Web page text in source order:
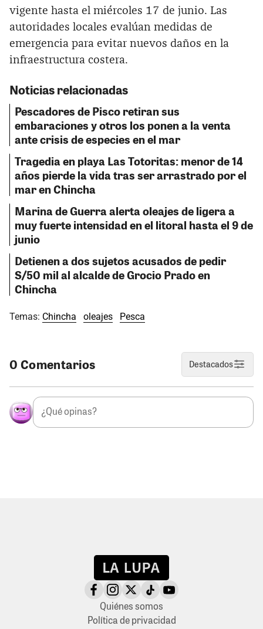
vigente hasta el miércoles 17 de junio. Las
autoridades locales evalúan medidas de
emergencia para evitar nuevos daños en la
infraestructura costera.
Noticias relacionadas
Pescadores de Pisco retiran sus
embaraciones y otros los ponen a la venta
ante crisis de especies en el mar
Tragedia en playa Las Totoritas: menor de 14
años pierde la vida tras ser arrastrado por el
mar en Chincha
Marina de Guerra alerta oleajes de ligera a
muy fuerte intensidad en el litoral hasta el 9 de
junio
Detienen a dos sujetos acusados de pedir
S/50 mil al alcalde de Grocio Prado en
Chincha
Temas: Chincha oleajes Pesca
0 Comentarios Destacados
Quiénes somos
Política de privacidad